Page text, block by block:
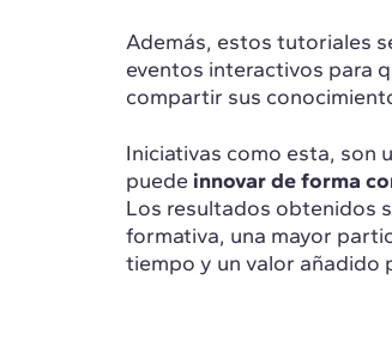
Además, estos tutoriales
eventos interactivos para
compartir sus
Iniciativas como esta, son
puede innovar de forma
Los resultados obtenidos
formativa, una mayor
tiempo y un valor añadido